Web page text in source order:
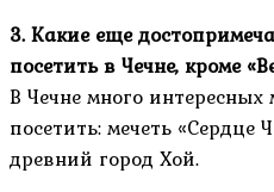
3. Какие еще
посетить в Чечне, кроме
В Чечне много интересных
посетить: мечеть «Сердце
древний город Хой.